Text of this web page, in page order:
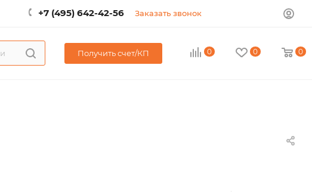
+7 (495) 642-42-56 Заказать звонок
Получить счет/КП 0 0 0